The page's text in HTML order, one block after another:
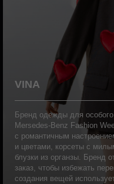
VINA
Бренд одежды для
Mersedes-Benz Fashion
с романтичным
и цветами, корсеты с
блузки из органзы. Бренд
заказ, чтобы избежать
создания вещей